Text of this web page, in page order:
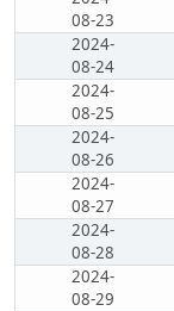
08-23
2024-
08-24
2024-
08-25
2024-
08-26
2024-
08-27
2024-
08-28
2024-
08-29